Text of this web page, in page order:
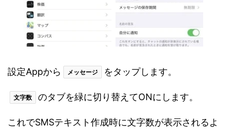
設定Appから メッセージ をタップします。
文字数 のタブを緑に切り替えてONにします。
これでSMSテキスト作成時に文字数が表示されるよ